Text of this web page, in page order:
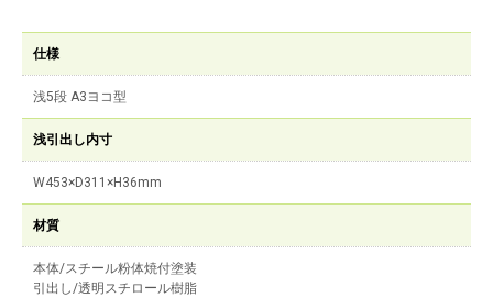
仕様
浅5段 A3ヨコ型
浅引出し内寸
W453×D311×H36mm
材質
本体/スチール粉体焼付塗装
引出し/透明スチロール樹脂